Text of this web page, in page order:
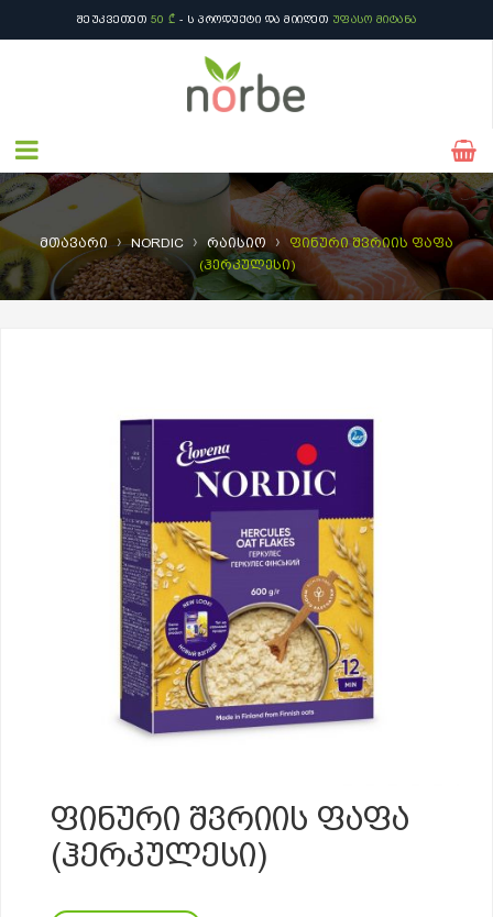
ᲨᲔᲣᲙᲕᲔᲗᲔᲗ 50 ₾ - Ს ᲞᲠᲝᲓᲣᲥᲢᲘ ᲓᲐ ᲛᲘᲘᲦᲔᲗ ᲣᲤᲐᲡᲝ ᲛᲘᲢᲐᲜᲐ
მთავარი › NORDIC › რაისიო ›
ფინური შვრიის ფაფა
(ჰერკულესი)
ᲤᲘᲜᲣᲠᲘ ᲨᲕᲠᲘᲘᲡ ᲤᲐᲤᲐ
(ᲰᲔᲠᲙᲣᲚᲔᲡᲘ)